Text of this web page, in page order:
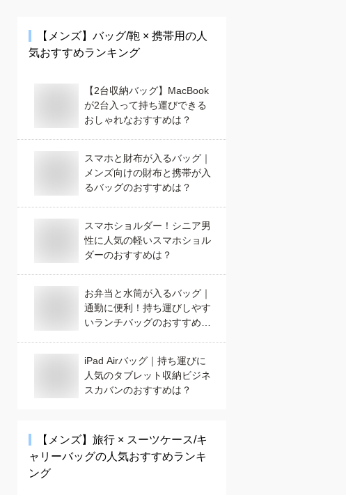
【メンズ】 バッグ/鞄 × 携帯用の人
気おすすめランキング
【2台収納バッグ】MacBook
が2台入って持ち運びできる
おしゃれなおすすめは？
スマホと財布が入るバッグ｜
メンズ向けの財布と携帯が入
るバッグのおすすめは？
スマホショルダー！シニア男
性に人気の軽いスマホショル
ダーのおすすめは？
お弁当と水筒が入るバッグ｜
通勤に便利！持ち運びしやす
いランチバッグのおすすめ
iPad Airバッグ｜持ち運びに
人気のタブレット収納ビジネ
スカバンのおすすめは？
【メンズ】 旅行 × スーツケース/キ
ャリーバッグの人気おすすめランキ
ング